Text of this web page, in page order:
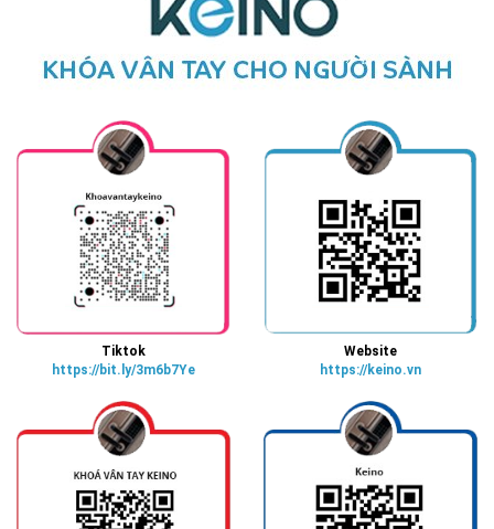
Tiktok
https://bit.ly/3m6b7Ye
Website
https://keino.vn